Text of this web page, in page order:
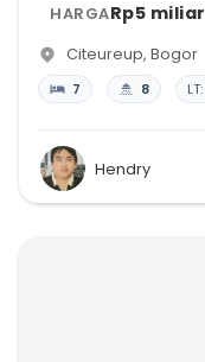
HARGARp5 miliar
Citeureup, Bogor
7 8 LT:
Hendry